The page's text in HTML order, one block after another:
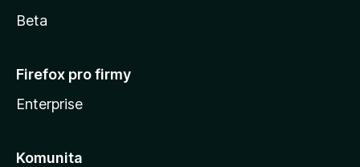
Beta
Firefox pro firmy
Enterprise
Komunita